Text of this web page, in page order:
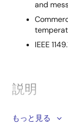
and
IEEE
説明
The
もっと見る